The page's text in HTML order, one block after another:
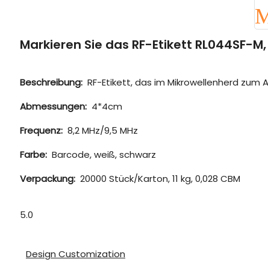
Markieren Sie das RF-Etikett
Beschreibung: RF-Etikett, das im Mikrowellenherd
Abmessungen: 4*4cm
Frequenz: 8,2 MHz/9,5 MHz
Farbe: Barcode, weiß, schwarz
Verpackung: 20000 Stück/Karton, 11 kg, 0,028 CBM
5.0
Design Customization